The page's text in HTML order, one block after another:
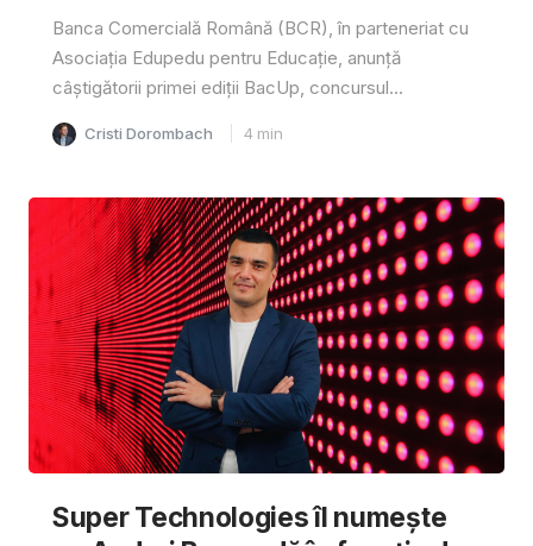
Banca Comercială Română (BCR), în parteneriat cu
Asociația Edupedu pentru Educație, anunță
câștigătorii primei ediții BacUp, concursul...
Cristi Dorombach 4 min
Super Technologies îl numește